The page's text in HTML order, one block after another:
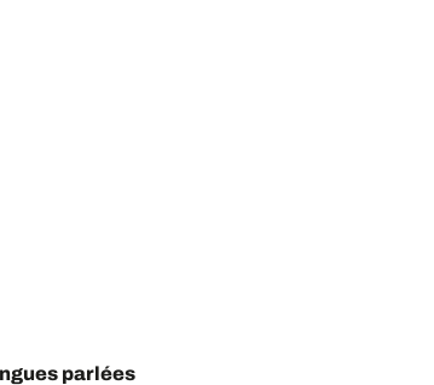
parlées
parlées